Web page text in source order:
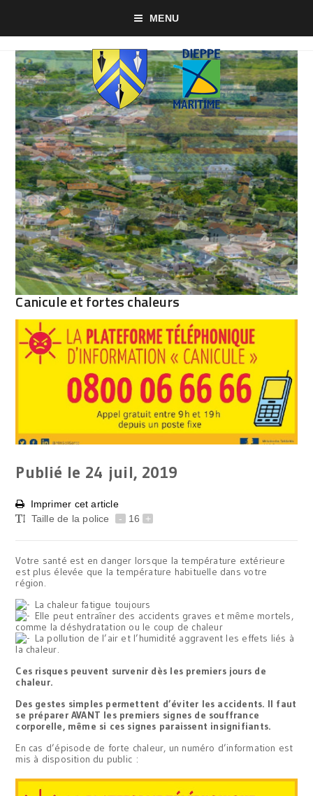
MENU
Canicule et fortes chaleurs
Publié le 24 juil, 2019
Imprimer cet article
Taille de la police
- 16 +
Votre santé est en danger lorsque la température extérieure
est plus élevée que la température habituelle dans votre
région.
La chaleur fatigue toujours
Elle peut entraîner des accidents graves et même mortels,
comme la déshydratation ou le coup de chaleur
La pollution de l’air et l’humidité aggravent les effets liés à
la chaleur.
Ces risques peuvent survenir dès les premiers jours de
chaleur.
Des gestes simples permettent d’éviter les accidents. Il faut
se préparer AVANT les premiers signes de souffrance
corporelle, même si ces signes paraissent insignifiants.
En cas d’épisode de forte chaleur, un numéro d’information est
mis à disposition du public :